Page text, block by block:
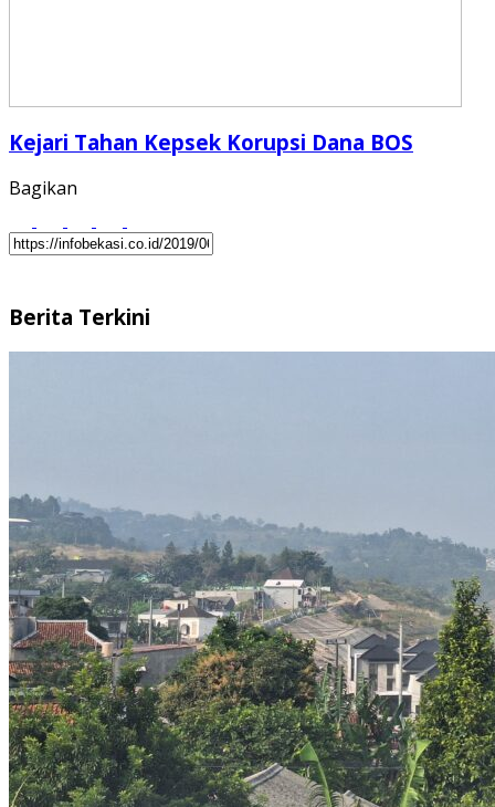
Kejari Tahan Kepsek Korupsi Dana BOS
Bagikan
Berita Terkini